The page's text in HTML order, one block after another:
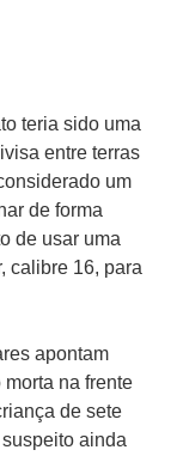
teria sido uma
entre terras
um
de forma
de usar uma
calibre 16, para
apontam
na frente
de sete
ainda